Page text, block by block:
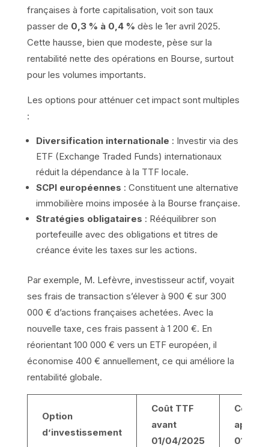
françaises à forte capitalisation, voit son taux
passer de 0,3 % à 0,4 % dès le 1er avril 2025.
Cette hausse, bien que modeste, pèse sur la
rentabilité nette des opérations en Bourse, surtout
pour les volumes importants.
Les options pour atténuer cet impact sont multiples
:
Diversification internationale : Investir via des
ETF (Exchange Traded Funds) internationaux
réduit la dépendance à la TTF locale.
SCPI européennes : Constituent une alternative
immobilière moins imposée à la Bourse française.
Stratégies obligataires : Rééquilibrer son
portefeuille avec des obligations et titres de
créance évite les taxes sur les actions.
Par exemple, M. Lefèvre, investisseur actif, voyait
ses frais de transaction s’élever à 900 € sur 300
000 € d’actions françaises achetées. Avec la
nouvelle taxe, ces frais passent à 1 200 €. En
réorientant 100 000 € vers un ETF européen, il
économise 400 € annuellement, ce qui améliore la
rentabilité globale.
Option
d’investissement
Coût TTF
avant
01/04/2025
Coût
après
01/04/